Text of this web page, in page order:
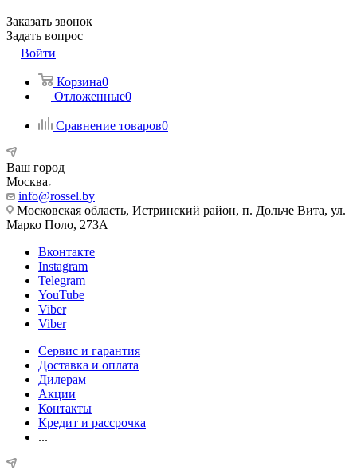
Заказать звонок
Задать вопрос
Войти
Корзина0
Отложенные0
Сравнение товаров0
Ваш город
Москва
info@rossel.by
Московская область, Истринский район, п. Дольче Вита, ул.
Марко Поло, 273А
Вконтакте
Instagram
Telegram
YouTube
Viber
Viber
Сервис и гарантия
Доставка и оплата
Дилерам
Акции
Контакты
Кредит и рассрочка
...